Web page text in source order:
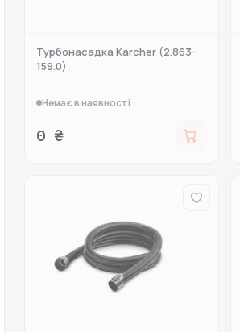
Турбонасадка Karcher (2.863-
159.0)
Немає в наявності
0 ₴